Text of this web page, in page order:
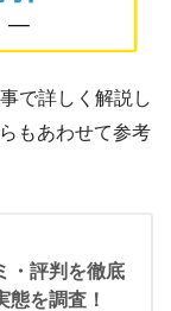
で詳しく解説し
もあわせて参考
・評判を徹底
態を調査！